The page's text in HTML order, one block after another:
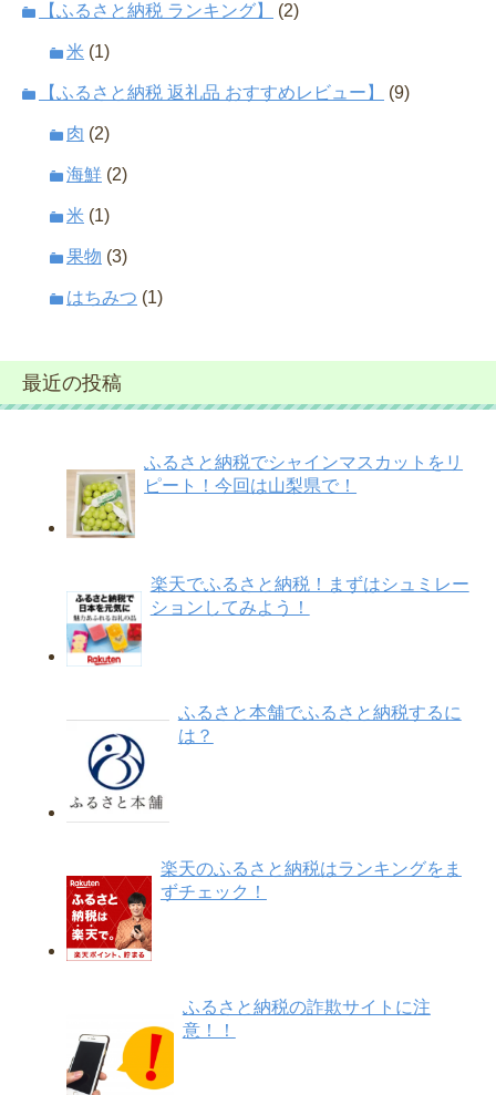
【ふるさと納税 ランキング】 (2)
米 (1)
【ふるさと納税 返礼品 おすすめレビュー】 (9)
肉 (2)
海鮮 (2)
米 (1)
果物 (3)
はちみつ (1)
最近の投稿
ふるさと納税でシャインマスカットをリ
ピート！今回は山梨県で！
楽天でふるさと納税！まずはシュミレー
ションしてみよう！
ふるさと本舗でふるさと納税するに
は？
楽天のふるさと納税はランキングをま
ずチェック！
ふるさと納税の詐欺サイトに注
意！！